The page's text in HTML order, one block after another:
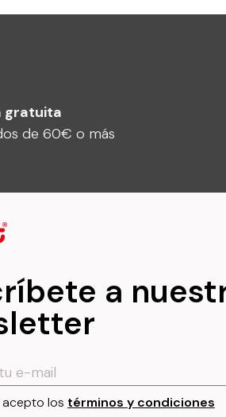
gratuita
de 60€ o más
a
acepto los términos y condiciones